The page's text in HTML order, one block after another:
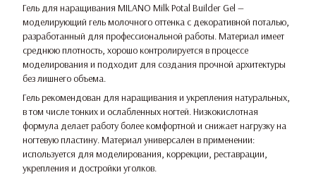
Гель для наращивания MILANO Milk Potal Builder Gel —
моделирующий гель молочного оттенка с декоративной поталью,
разработанный для профессиональной работы. Материал имеет
среднюю плотность, хорошо контролируется в процессе
моделирования и подходит для создания прочной архитектуры
без лишнего объема.
Гель рекомендован для наращивания и укрепления натуральных,
в том числе тонких и ослабленных ногтей. Низкокислотная
формула делает работу более комфортной и снижает нагрузку на
ногтевую пластину. Материал универсален в применении:
используется для моделирования, коррекции, реставрации,
укрепления и достройки уголков.